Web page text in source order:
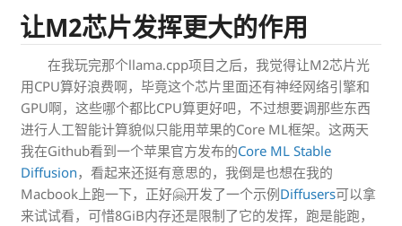
让M2芯片发挥更大的作用
在我玩完那个llama.cpp项目之后，我觉得让M2芯片光
用CPU算好浪费啊，毕竟这个芯片里面还有神经网络引擎和
GPU啊，这些哪个都比CPU算更好吧，不过想要调那些东西
进行人工智能计算貌似只能用苹果的Core ML框架。这两天
我在Github看到一个苹果官方发布的Core ML Stable
Diffusion，看起来还挺有意思的，我倒是也想在我的
Macbook上跑一下，正好🤗开发了一个示例Diffusers可以拿
来试试看，可惜8GiB内存还是限制了它的发挥，跑是能跑，